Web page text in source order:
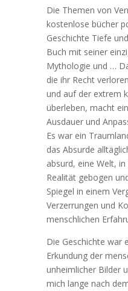
Die Themen von
kostenlose bücher
Geschichte Tiefe
Buch mit seiner
Mythologie und …
die ihr Recht
und auf der extrem
überleben, macht
Ausdauer und
Es war ein
das Absurde
absurd, eine Welt,
Realität gebogen
Spiegel in einem
Verzerrungen und
menschlichen
Die Geschichte war
Erkundung der
unheimlicher Bilder
mich lange nach